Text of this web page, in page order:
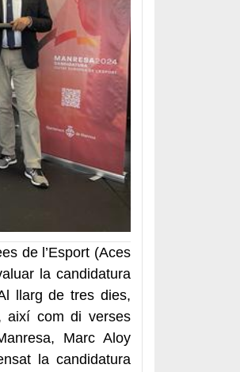
de l’Esport (Aces
la candidatura
llarg de tres dies,
així com di verses
Marc Aloy
la candidatura